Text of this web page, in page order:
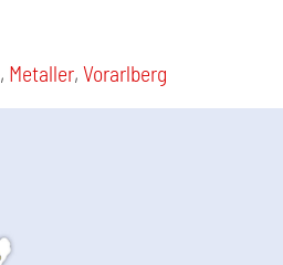
, Metaller,Vorarlberg